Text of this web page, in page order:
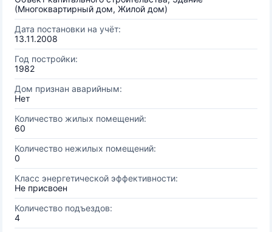
(Многоквартирный дом, Жилой дом)
Дата постановки на учёт:
13.11.2008
Год постройки:
1982
Дом признан аварийным:
Нет
Количество жилых помещений:
60
Количество нежилых помещений:
0
Класс энергетической эффективности:
Не присвоен
Количество подъездов:
4